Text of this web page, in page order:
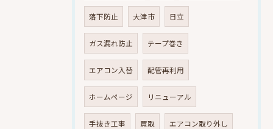
落下防止 大津市 日立
ガス漏れ防止 テープ巻き
エアコン入替 配管再利用
ホームページ リニューアル
手抜き工事 買取 エアコン取り外し